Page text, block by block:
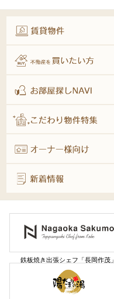
鉄板焼き出張シェフ「長岡作茂」